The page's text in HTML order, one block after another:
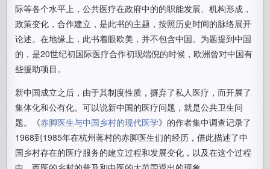
际等各个水平上，公共医疗在政府中的的职能发展、机构形成，
政策变化，合作建立，是此书的主题，按照历史时间的脉络展开
论述。在地缘上，此书着眼欧美，并不包含中国。为题提到中国
的，是20世纪初国际医疗合作初现端倪的时候，欧洲曾对中国有
些援助项目。
新中国成立之后，由于其制度性质，摒弃了私人医疗，而开展了
集体化和公有化。可以说新中国的医疗问题，就是公共卫生问
题。《赤脚医生与中国乡村的现代医学》的作者集中调查记录了
1968到1985年在杭州蒋村的赤脚医生们的经历，借此描述了中
国乡村存在的医疗服务的建立过程和发展变化，以及在这个过程